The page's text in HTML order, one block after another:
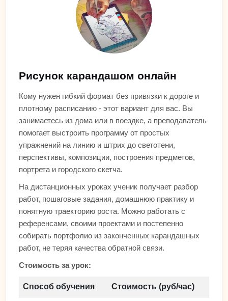
Рисунок карандашом онлайн
Кому нужен гибкий формат без привязки к дороге и
плотному расписанию - этот вариант для вас. Вы
занимаетесь из дома или в поездке, а преподаватель
помогает выстроить программу от простых
упражнений на линию и штрих до светотени,
перспективы, композиции, построения предметов,
портрета и городского скетча.
На дистанционных уроках ученик получает разбор
работ, пошаговые задания, домашнюю практику и
понятную траекторию роста. Можно работать с
референсами, своими проектами и постепенно
собирать портфолио из законченных карандашных
работ, не теряя качества обратной связи.
Стоимость за урок:
Способ обучения Стоимость (руб/час)